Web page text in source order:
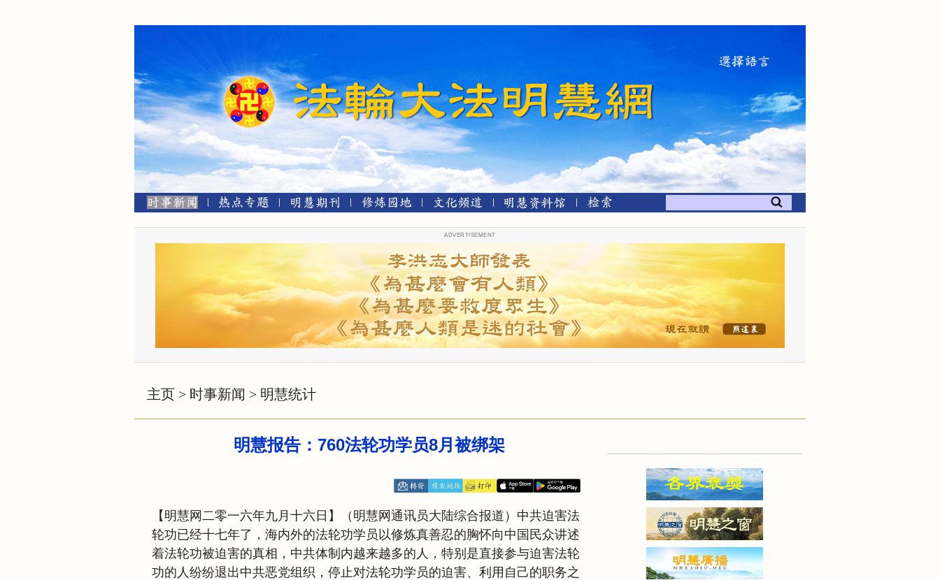
ADVERTISEMENT
主页 > 时事新闻 > 明慧统计
明慧报告：760法轮功学员8月被绑架
【明慧网二零一六年九月十六日】（明慧网通讯员大陆综合报道）中共迫害法
轮功已经十七年了，海内外的法轮功学员以修炼真善忍的胸怀向中国民众讲述
着法轮功被迫害的真相，中共体制内越来越多的人，特别是直接参与迫害法轮
功的人纷纷退出中共恶党组织，停止对法轮功学员的迫害、利用自己的职务之